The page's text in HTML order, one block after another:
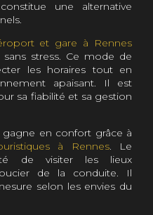
une alternative
et gare à Rennes
stress. Ce mode de
les horaires tout en
apaisant. Il est
sa fiabilité et sa gestion
gagne en confort grâce à
à Rennes. Le
de visiter les lieux
de la conduite. Il
selon les envies du